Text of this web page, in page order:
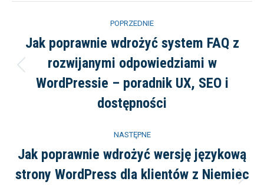
Nawigacja
wpisów
POPRZEDNIE
Poprzedni
wpis:
Jak poprawnie wdrożyć system FAQ z
rozwijanymi odpowiedziami w
WordPressie – poradnik UX, SEO i
dostępności
NASTĘPNE
Jak poprawnie wdrożyć wersję językową
strony WordPress dla klientów z Niemiec